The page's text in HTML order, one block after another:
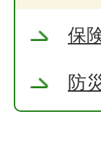
保
防